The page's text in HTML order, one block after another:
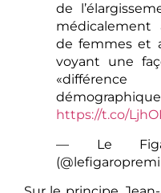
de
médicalement
de femmes et
voyant une
https://t.co/
— Le